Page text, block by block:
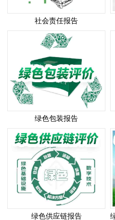
社会责任报告
绿色包装报告
绿色供应链报告